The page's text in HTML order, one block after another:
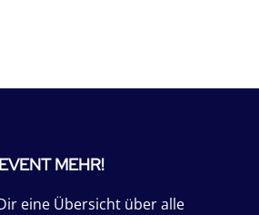
MEHR!
eine Übersicht über alle